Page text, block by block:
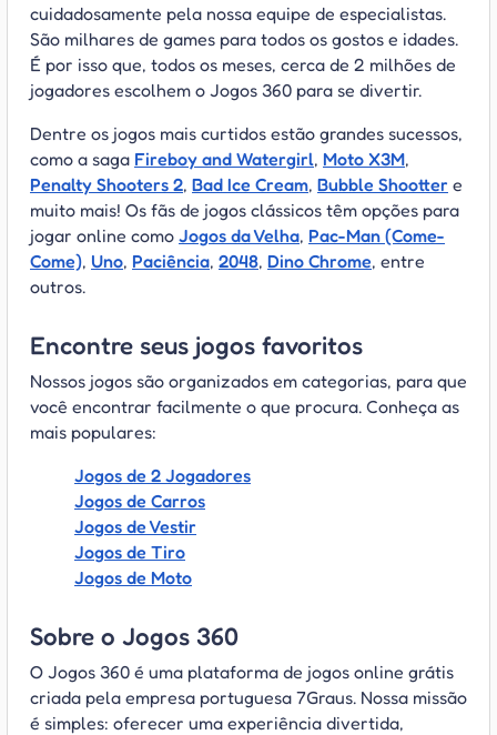
cuidadosamente pela nossa equipe de especialistas.
São milhares de games para todos os gostos e idades.
É por isso que, todos os meses, cerca de 2 milhões de
jogadores escolhem o Jogos 360 para se divertir.
Dentre os jogos mais curtidos estão grandes sucessos,
como a saga Fireboy and Watergirl, Moto X3M,
Penalty Shooters 2, Bad Ice Cream, Bubble Shootter e
muito mais! Os fãs de jogos clássicos têm opções para
jogar online como Jogos da Velha, Pac-Man (Come-
Come), Uno, Paciência, 2048, Dino Chrome, entre
outros.
Encontre seus jogos favoritos
Nossos jogos são organizados em categorias, para que
você encontrar facilmente o que procura. Conheça as
mais populares:
Jogos de 2 Jogadores
Jogos de Carros
Jogos de Vestir
Jogos de Tiro
Jogos de Moto
Sobre o Jogos 360
O Jogos 360 é uma plataforma de jogos online grátis
criada pela empresa portuguesa 7Graus. Nossa missão
é simples: oferecer uma experiência divertida,